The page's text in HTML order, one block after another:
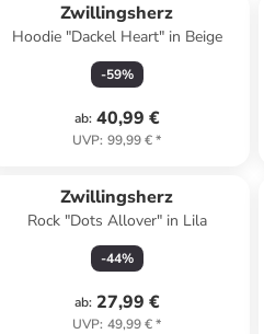
Zwillingsherz
Hoodie "Dackel Heart" in Beige
-59%
ab: 40,99 €
UVP: 99,99 €*
Zwillingsherz
Rock "Dots Allover" in Lila
-44%
ab: 27,99 €
UVP: 49,99 €*